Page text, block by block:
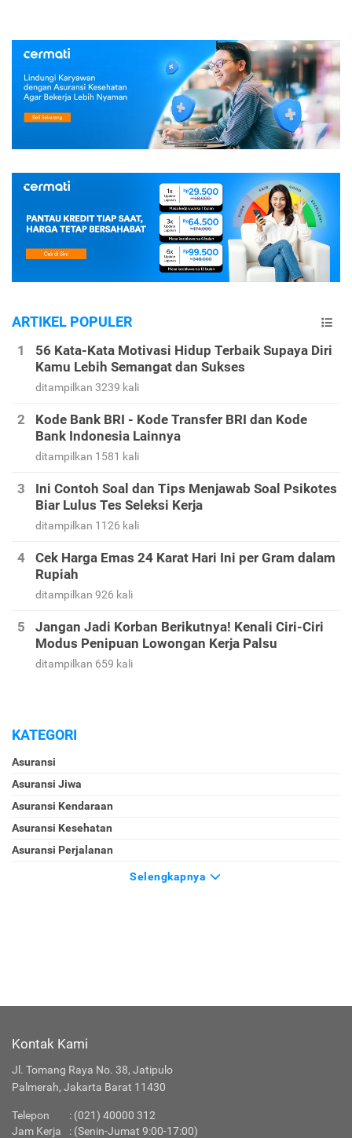
ARTIKEL POPULER
56 Kata-Kata Motivasi Hidup Terbaik Supaya Diri
Kamu Lebih Semangat dan Sukses
ditampilkan 3239 kali
Kode Bank BRI - Kode Transfer BRI dan Kode
Bank Indonesia Lainnya
ditampilkan 1581 kali
Ini Contoh Soal dan Tips Menjawab Soal Psikotes
Biar Lulus Tes Seleksi Kerja
ditampilkan 1126 kali
Cek Harga Emas 24 Karat Hari Ini per Gram dalam
Rupiah
ditampilkan 926 kali
Jangan Jadi Korban Berikutnya! Kenali Ciri-Ciri
Modus Penipuan Lowongan Kerja Palsu
ditampilkan 659 kali
KATEGORI
Asuransi
Asuransi Jiwa
Asuransi Kendaraan
Asuransi Kesehatan
Asuransi Perjalanan
Selengkapnya
Kontak Kami
Jl. Tomang Raya No. 38, Jatipulo
Palmerah, Jakarta Barat 11430
Telepon : (021) 40000 312
Jam Kerja
: (Senin-Jumat 9:00-17:00)